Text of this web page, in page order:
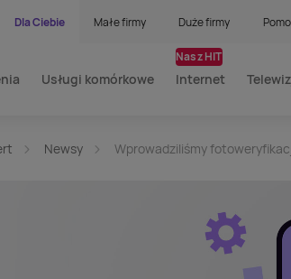
Dla Ciebie Małe firmy Duże firmy
Usługi komórkowe Internet
Nasz HIT
Newsy Wprowadziliśmy